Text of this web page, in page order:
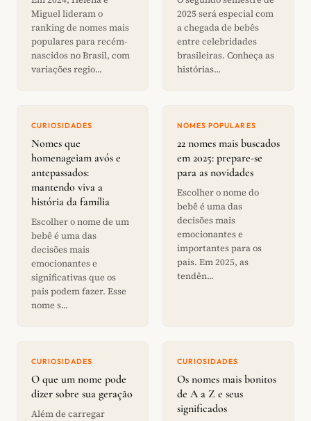
Miguel lideram o
ranking de nomes mais
populares para recém-
nascidos no Brasil, com
variações regio...
2025 será especial com
a chegada de bebês
entre celebridades
brasileiras. Conheça as
histórias...
CURIOSIDADES
Nomes que
homenageiam avós e
antepassados:
mantendo viva a
história da família
Escolher o nome de um
bebê é uma das
decisões mais
emocionantes e
significativas que os
pais podem fazer. Esse
nome s...
NOMES POPULARES
22 nomes mais buscados
em 2025: prepare-se
para as novidades
Escolher o nome do
bebê é uma das
decisões mais
emocionantes e
importantes para os
pais. Em 2025, as
tendên...
CURIOSIDADES
O que um nome pode
dizer sobre sua geração
Além de carregar
CURIOSIDADES
Os nomes mais bonitos
de A a Z e seus
significados